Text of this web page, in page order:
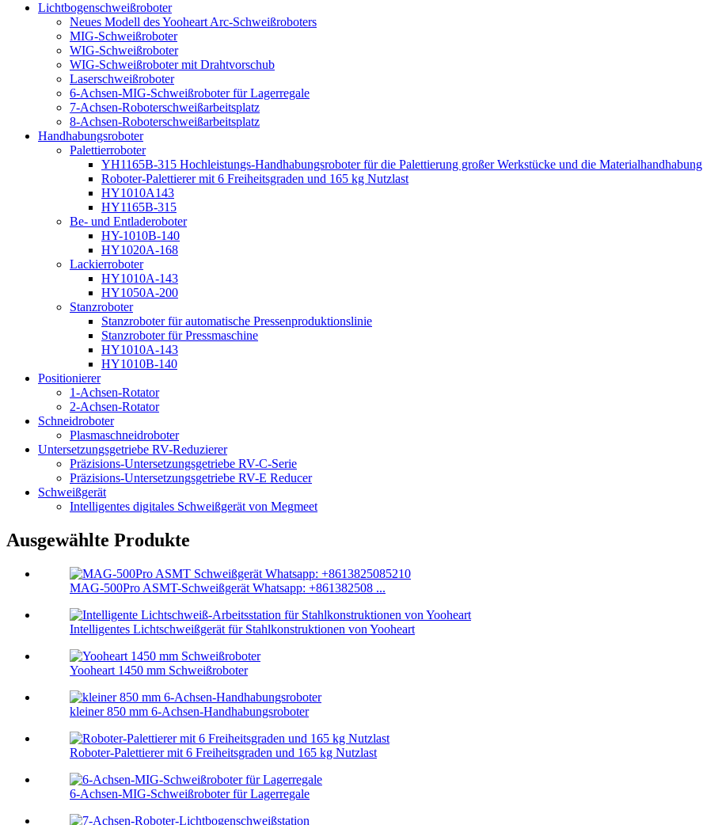
Lichtbogenschweißroboter
Neues Modell des Yooheart Arc-Schweißroboters
MIG-Schweißroboter
WIG-Schweißroboter
WIG-Schweißroboter mit Drahtvorschub
Laserschweißroboter
6-Achsen-MIG-Schweißroboter für Lagerregale
7-Achsen-Roboterschweißarbeitsplatz
8-Achsen-Roboterschweißarbeitsplatz
Handhabungsroboter
Palettierroboter
YH1165B-315 Hochleistungs-Handhabungsroboter für die Palettierung großer Werkstücke und die Materialhandhabung
Roboter-Palettierer mit 6 Freiheitsgraden und 165 kg Nutzlast
HY1010A143
HY1165B-315
Be- und Entladeroboter
HY-1010B-140
HY1020A-168
Lackierroboter
HY1010A-143
HY1050A-200
Stanzroboter
Stanzroboter für automatische Pressenproduktionslinie
Stanzroboter für Pressmaschine
HY1010A-143
HY1010B-140
Positionierer
1-Achsen-Rotator
2-Achsen-Rotator
Schneidroboter
Plasmaschneidroboter
Untersetzungsgetriebe RV-Reduzierer
Präzisions-Untersetzungsgetriebe RV-C-Serie
Präzisions-Untersetzungsgetriebe RV-E Reducer
Schweißgerät
Intelligentes digitales Schweißgerät von Megmeet
Ausgewählte Produkte
MAG-500Pro ASMT-Schweißgerät Whatsapp: +861382508 ...
Intelligentes Lichtschweißgerät für Stahlkonstruktionen von Yooheart
Yooheart 1450 mm Schweißroboter
kleiner 850 mm 6-Achsen-Handhabungsroboter
Roboter-Palettierer mit 6 Freiheitsgraden und 165 kg Nutzlast
6-Achsen-MIG-Schweißroboter für Lagerregale